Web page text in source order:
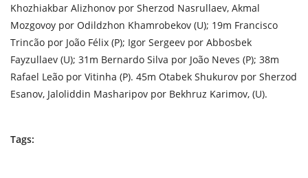
Khozhiakbar Alizhonov por Sherzod Nasrullaev, Akmal
Mozgovoy por Odildzhon Khamrobekov (U); 19m Francisco
Trincão por João Félix (P); Igor Sergeev por Abbosbek
Fayzullaev (U); 31m Bernardo Silva por João Neves (P); 38m
Rafael Leão por Vitinha (P). 45m Otabek Shukurov por Sherzod
Esanov, Jaloliddin Masharipov por Bekhruz Karimov, (U).
Tags: